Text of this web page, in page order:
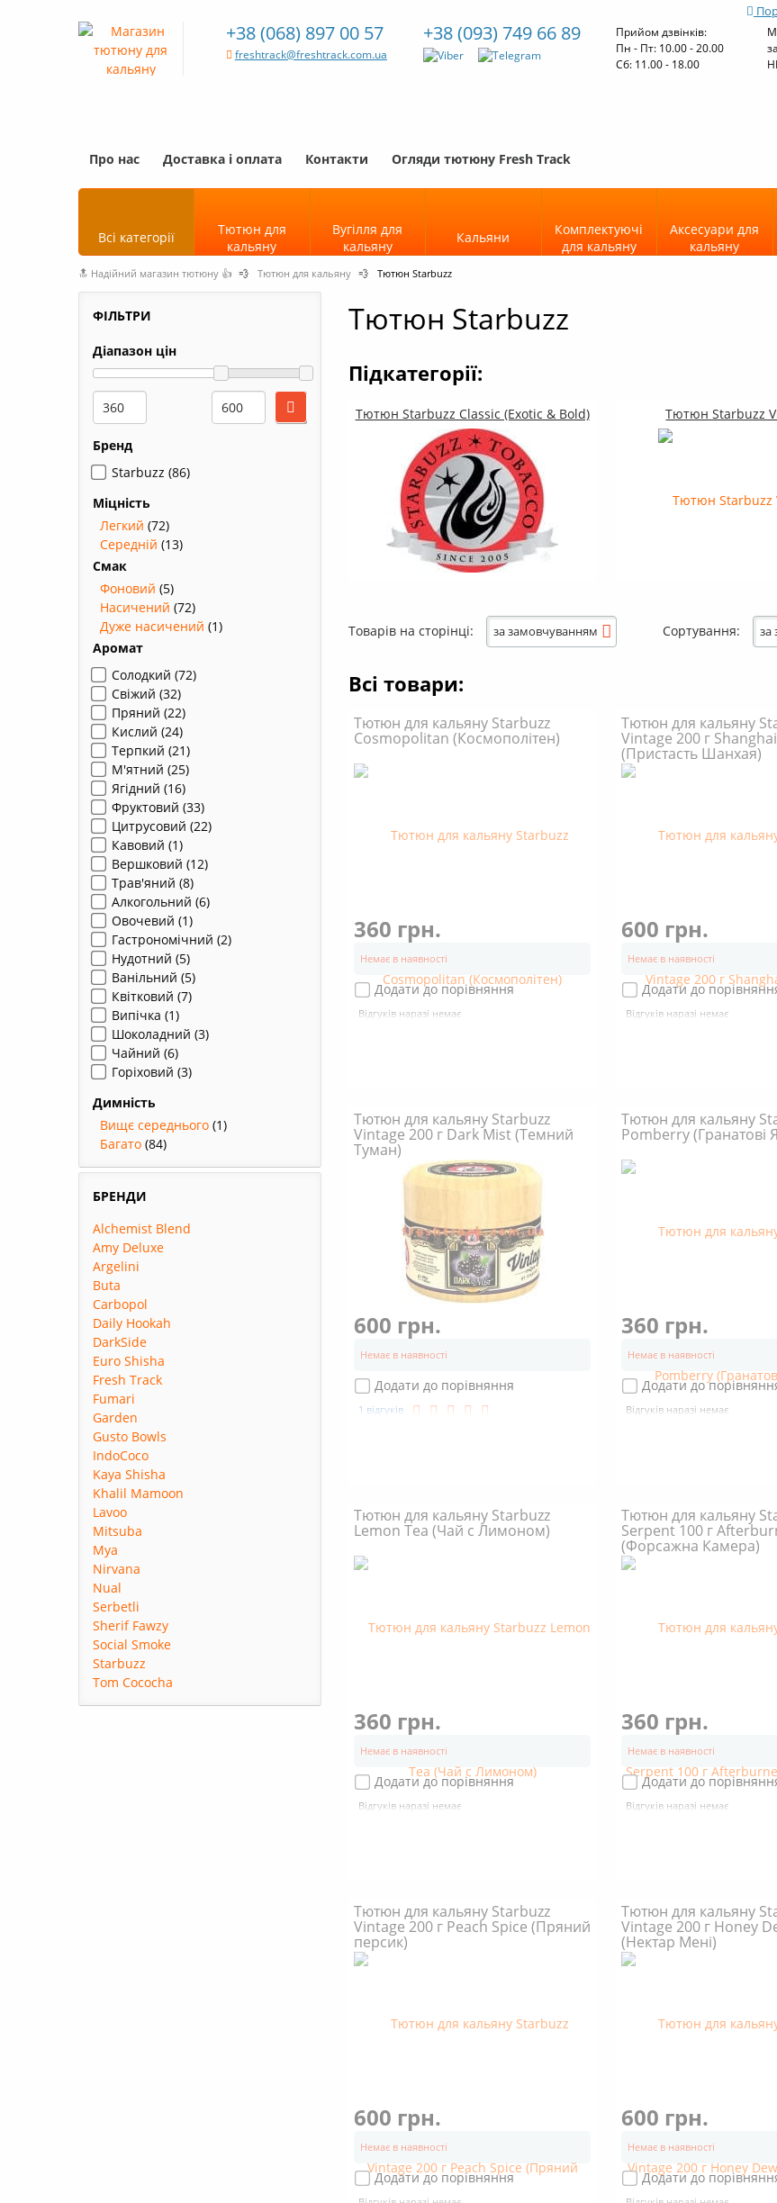
+38 (068) 897 00 57
freshtrack@freshtrack.com.ua
+38 (093) 749 66 89
Прийом дзвінків:
Пн - Пт: 10.00 - 20.00
Cб: 11.00 - 18.00
Про нас Доставка і оплата Контакти Огляди тютюну Fresh Track
Всі категорії
Тютюн для
кальяну
Вугілля для
кальяну
Кальяни
Комплектуючі
для кальяну
Аксесуари для
кальяну
🔝 Надійний магазин тютюну 👍 💨 Тютюн для кальяну 💨 Тютюн Starbuzz
Тютюн Starbuzz
Підкатегорії:
Тютюн Starbuzz Classic (Exotic & Bold) Тютюн Starbuzz
Товарів на сторінці: за замовчуванням Сортування: за
Всі товари:
Тютюн для кальяну Starbuzz
Cosmopolitan (Космополітен)
360 грн.
Немає в наявності
Додати до порівняння
Відгуків наразі немає
Тютюн для кальяну
Vintage 200 г
(Пристасть Шанхая)
600 грн.
Немає в наявності
Додати до
Відгуків наразі немає
Тютюн для кальяну Starbuzz
Vintage 200 г Dark Mist (Темний
Туман)
600 грн.
Немає в наявності
Додати до порівняння
1 відгуків
Тютюн для кальяну
Pomberry (Гранатові
360 грн.
Немає в наявності
Додати до
Відгуків наразі немає
Тютюн для кальяну Starbuzz
Lemon Tea (Чай с Лимоном)
360 грн.
Немає в наявності
Додати до порівняння
Відгуків наразі немає
Тютюн для кальяну
Serpent 100 г
(Форсажна Камера)
360 грн.
Немає в наявності
Додати до
Відгуків наразі немає
Тютюн для кальяну Starbuzz
Vintage 200 г Peach Spice (Пряний
персик)
600 грн.
Немає в наявності
Додати до порівняння
Тютюн для кальяну
Vintage 200 г Honey
(Нектар Мені)
600 грн.
Немає в наявності
Додати до
ФІЛЬТРИ
Діапазон цін
Бренд
Starbuzz (86)
Міцність
Легкий (72)
Середній (13)
Смак
Фоновий (5)
Насичений (72)
Дуже насичений (1)
Аромат
Солодкий (72)
Свіжий (32)
Пряний (22)
Кислий (24)
Терпкий (21)
М'ятний (25)
Ягідний (16)
Фруктовий (33)
Цитрусовий (22)
Кавовий (1)
Вершковий (12)
Трав'яний (8)
Алкогольний (6)
Овочевий (1)
Гастрономічний (2)
Нудотний (5)
Ванільний (5)
Квітковий (7)
Випічка (1)
Шоколадний (3)
Чайний (6)
Горіховий (3)
Димність
Вищє середнього (1)
Багато (84)
БРЕНДИ
Alchemist Blend
Amy Deluxe
Argelini
Buta
Carbopol
Daily Hookah
DarkSide
Euro Shisha
Fresh Track
Fumari
Garden
Gusto Bowls
IndoCoco
Kaya Shisha
Khalil Mamoon
Lavoo
Mitsuba
Mya
Nirvana
Nual
Serbetli
Sherif Fawzy
Social Smoke
Starbuzz
Tom Cococha